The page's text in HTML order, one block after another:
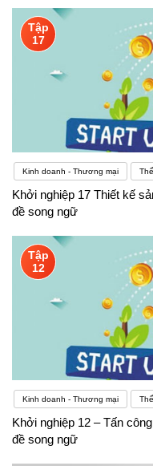
Tập
17
Kinh doanh - Thương mại
Khởi nghiệp 17 Thiết kế
đề song ngữ
Tập
12
Kinh doanh - Thương mại
Khởi nghiệp 12 – Tấn
đề song ngữ